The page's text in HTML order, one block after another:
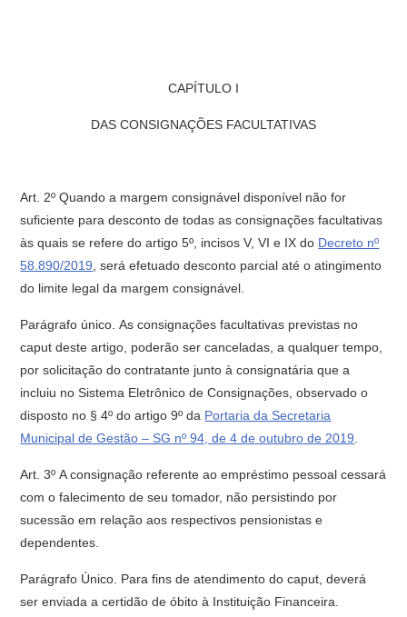
CAPÍTULO I
DAS CONSIGNAÇÕES FACULTATIVAS
Art. 2º Quando a margem consignável disponível não for
suficiente para desconto de todas as consignações facultativas
às quais se refere do artigo 5º, incisos V, VI e IX do Decreto nº
58.890/2019 , será efetuado desconto parcial até o atingimento
do limite legal da margem consignável.
Parágrafo único. As consignações facultativas previstas no
caput deste artigo, poderão ser canceladas, a qualquer tempo,
por solicitação do contratante junto à consignatária que a
incluiu no Sistema Eletrônico de Consignações, observado o
disposto no § 4º do artigo 9º da Portaria da Secretaria
Municipal de Gestão – SG nº 94, de 4 de outubro de 2019
Art. 3º A consignação referente ao empréstimo pessoal cessará
com o falecimento de seu tomador, não persistindo por
sucessão em relação aos respectivos pensionistas e
dependentes.
Parágrafo Único. Para fins de atendimento do caput, deverá
ser enviada a certidão de óbito à Instituição Financeira.